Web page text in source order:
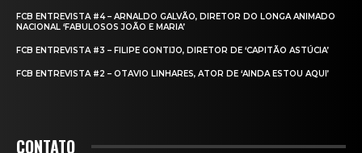
FCB ENTREVISTA #4 – ARNALDO GALVÃO, DIRETOR DO LONGA ANIMADO
NACIONAL ‘FABULOSOS JOÃO E MARIA’
FCB ENTREVISTA #3 – FILIPE GONTIJO, DIRETOR DE ‘CAPITÃO ASTÚCIA’
FCB ENTREVISTA #2 – OTAVIO LINHARES, ATOR DE ‘AINDA ESTOU AQUI’
CONTATO